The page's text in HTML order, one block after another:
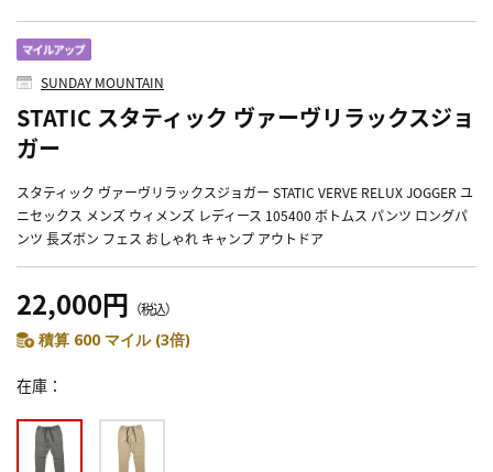
SUNDAY MOUNTAIN
STATIC スタティック ヴァーヴリラックスジョ
ガー
スタティック ヴァーヴリラックスジョガー STATIC VERVE RELUX JOGGER ユ
ニセックス メンズ ウィメンズ レディース 105400 ボトムス パンツ ロングパ
ンツ 長ズボン フェス おしゃれ キャンプ アウトドア
22,000円 （税込）
積算 600 マイル (3倍)
在庫